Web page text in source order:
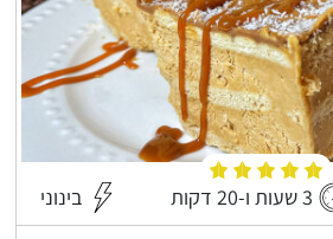
3 שעות ו-20 דקות בינוני